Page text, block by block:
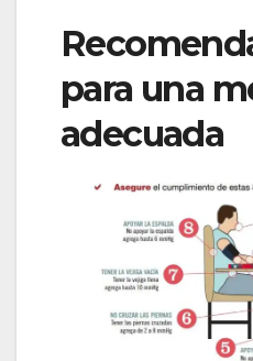
para una
adecuada